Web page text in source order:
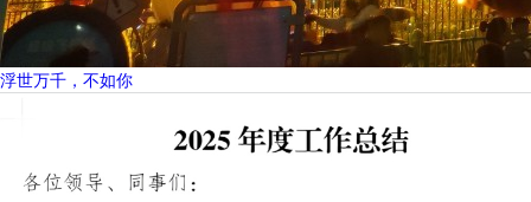
浮世万千，不如你